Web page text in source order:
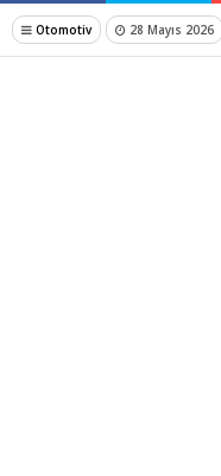
Otomotiv 28 Mayıs 2026